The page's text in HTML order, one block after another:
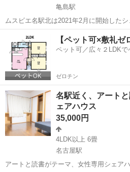
亀島駅
ムスビエ名駅北は2021年2月に開始した
在は2階の部屋が空きました。 通学、通勤にとても便利な名古屋駅に
も徒歩で行ける場所にあり、1人暮らし
る場所でもあるかなと...
名古屋市 亀島駅 シェア
【ペット可×敷礼
ペット可／広々２LDK
ゼロチン
名駅近く、アート
ェアハウス
35,000円
4LDK以上 6畳
名古屋駅
アートと読書がテーマ、女性専用シェアハウスです